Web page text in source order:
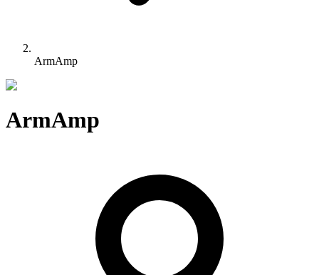
ArmAmp
ArmAmp